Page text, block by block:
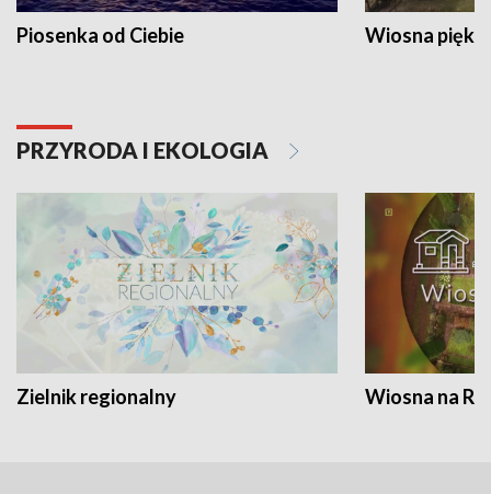
Piosenka od Ciebie Wiosna
PRZYRODA I EKOLOGIA
Zielnik regionalny Wiosna na